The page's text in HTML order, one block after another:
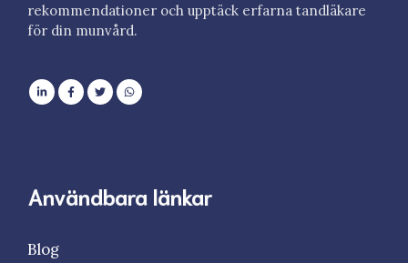
rekommendationer och upptäck erfarna tandläkare
för din munvård.
Användbara länkar
Blog